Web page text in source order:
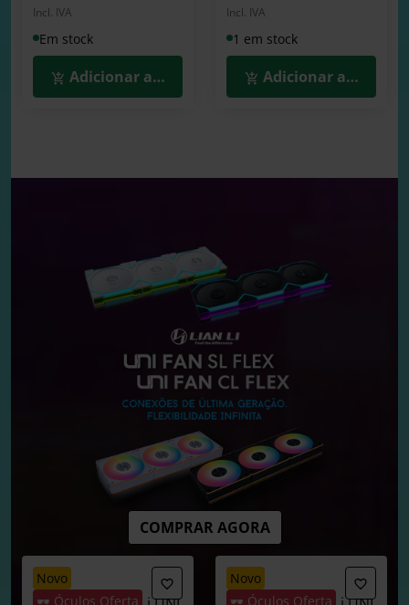
Incl. IVA
Em stock
Adicionar ao Carrinho
Incl. IVA
1 em stock
Adicionar ao
novo
🕶️ Óculos Oferta
novo
🕶️ Óculos Oferta
COMPRAR AGORA